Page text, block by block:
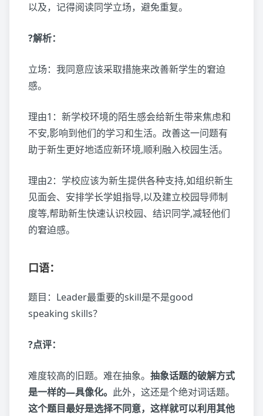
以及，记得阅读同学立场，避免重复。
?解析：
立场：我同意应该采取措施来改善新学生的窘迫
感。
理由1：新学校环境的陌生感会给新生带来焦虑和
不安,影响到他们的学习和生活。改善这一问题有
助于新生更好地适应新环境,顺利融入校园生活。
理由2：学校应该为新生提供各种支持,如组织新生
见面会、安排学长学姐指导,以及建立校园导师制
度等,帮助新生快速认识校园、结识同学,减轻他们
的窘迫感。
口语：
题目：Leader最重要的skill是不是good
speaking skills？
?点评：
难度较高的旧题。难在抽象。 抽象话题的破解方式
是一样的—具像化。 此外，这还是个绝对词话题。
这个题目最好是选择不同意，这样就可以利用其他